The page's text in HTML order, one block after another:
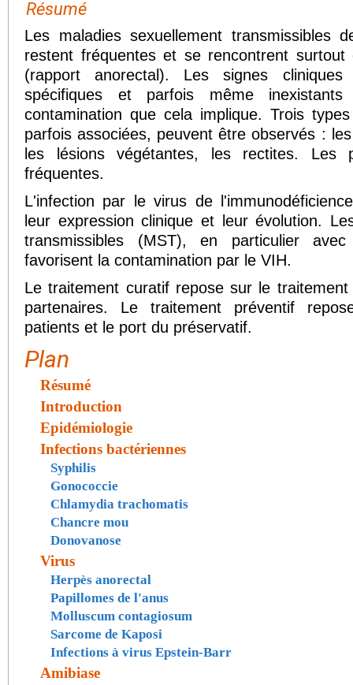
Résumé
Les maladies sexuellement transmissibles
restent fréquentes et se rencontrent surtout
(rapport anorectal). Les signes
spécifiques et parfois même
contamination que cela implique. Trois
parfois associées, peuvent être observés :
les lésions végétantes, les rectites. Les
fréquentes.
L'infection par le virus de
leur expression clinique et leur évolution.
transmissibles (MST), en particulier
favorisent la contamination par le VIH.
Le traitement curatif repose sur le
partenaires. Le traitement préventif
patients et le port du préservatif.
Plan
Résumé
Introduction
Epidémiologie
Infections bactériennes
Syphilis
Gonococcie
Chlamydia trachomatis
Chancre mou
Donovanose
Virus
Herpès anorectal
Papillomes de l'anus
Molluscum contagiosum
Sarcome de Kaposi
Infections à virus Epstein-Barr
Amibiase